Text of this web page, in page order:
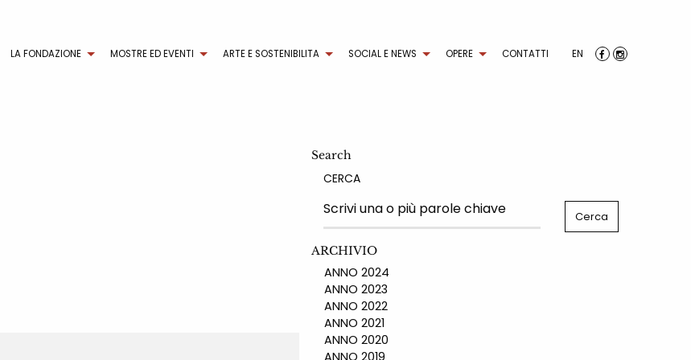
LA FONDAZIONE MOSTRE ED EVENTI ARTE E SOSTENIBILITA SOCIAL E NEWS OPERE CONTATTI EN
Search
CERCA
ARCHIVIO
ANNO 2024
ANNO 2023
ANNO 2022
ANNO 2021
ANNO 2020